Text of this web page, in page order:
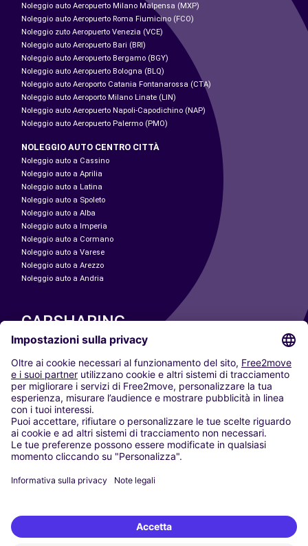
Noleggio auto Aeropuerto Milano Malpensa (MXP)
Noleggio auto Aeropuerto Roma Fiumicino (FCO)
Noleggio zuto Aeropuerto Venezia (VCE)
Noleggio auto Aeropuerto Bari (BRI)
Noleggio auto Aeropuerto Bergamo (BGY)
Noleggio auto Aeropuerto Bologna (BLQ)
Noleggio auto Aeroporto Catania Fontanarossa (CTA)
Noleggio auto Aeroporto Milano Linate (LIN)
Noleggio auto Aeropuerto Napoli-Capodichino (NAP)
Noleggio auto Aeropuerto Palermo (PMO)
NOLEGGIO AUTO CENTRO CITTÀ
Noleggio auto a Cassino
Noleggio auto a Aprilia
Noleggio auto a Latina
Noleggio auto a Spoleto
Noleggio auto a Alba
Noleggio auto a Imperia
Noleggio auto a Cormano
Noleggio auto a Varese
Noleggio auto a Arezzo
Noleggio auto a Andria
CARSHARING
LE NOSTRE CITTÀ
Paris
Madrid
Washington DC
Milano
Roma
Torino
Vienna
Berlino
Düsseldorf